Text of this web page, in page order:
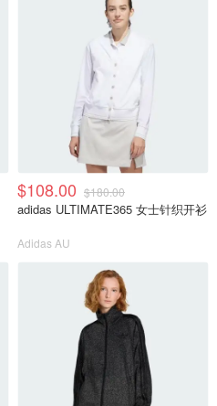
$108.00 $180.00
adidas ULTIMATE365 女士针织开衫
Adidas AU